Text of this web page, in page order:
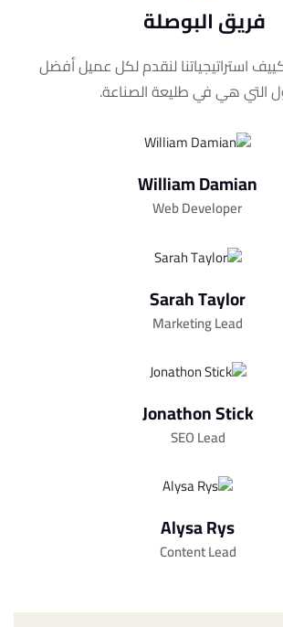
فريق البوصلة
استراتيجياتنا لنقدم لكل عميل أفضل
التي هي في طليعة الصناعة.
William Damian
Web Developer
Sarah Taylor
Marketing Lead
Jonathon Stick
SEO Lead
Alysa Rys
Content Lead